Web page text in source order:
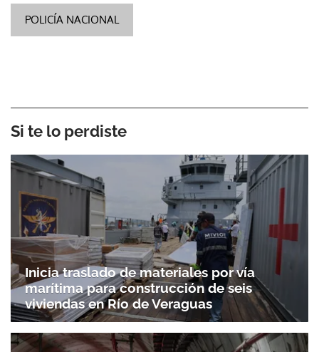
POLICÍA NACIONAL
Si te lo perdiste
Inicia traslado de materiales por vía
marítima para construcción de seis
viviendas en Río de Veraguas